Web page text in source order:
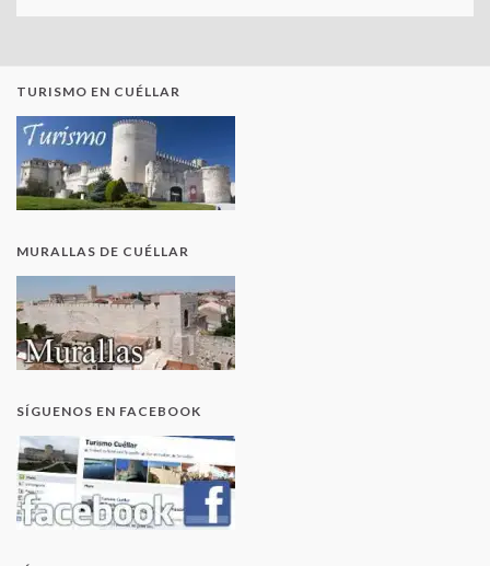
TURISMO EN CUÉLLAR
MURALLAS DE CUÉLLAR
SÍGUENOS EN FACEBOOK